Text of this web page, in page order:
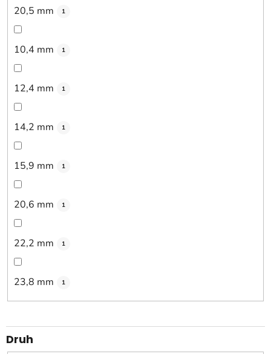
20,5 mm 1
10,4 mm 1
12,4 mm 1
14,2 mm 1
15,9 mm 1
20,6 mm 1
22,2 mm 1
23,8 mm 1
Druh